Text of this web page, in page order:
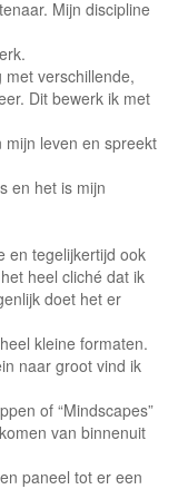
Mijn discipline
verschillende,
Dit bewerk ik met
leven en spreekt
en het is mijn
en tegelijkertijd ook
heel cliché dat ik
doet het er
kleine formaten.
naar groot vind ik
of “Mindscapes”
van binnenuit
paneel tot er een